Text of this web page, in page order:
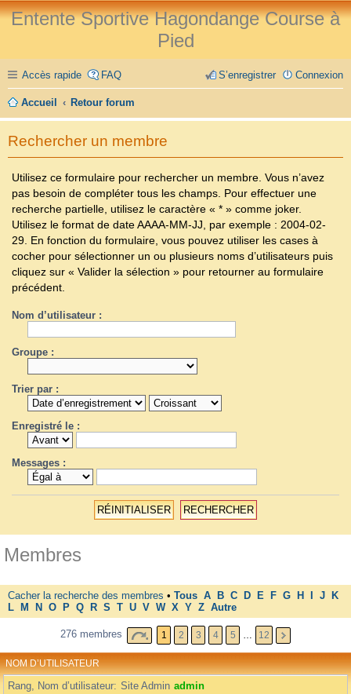
Entente Sportive Hagondange Course à
Pied
Accès rapide FAQ Connexion
S’enregistrer
Accueil Retour forum
Rechercher un membre
Utilisez ce formulaire pour rechercher un membre. Vous n’avez
pas besoin de compléter tous les champs. Pour effectuer une
recherche partielle, utilisez le caractère « * » comme joker.
Utilisez le format de dateAAAA-MM-JJ , par exemple : 2004-02-
29 . En fonction du formulaire, vous pouvez utiliser les cases à
cocher pour sélectionner un ou plusieurs noms d’utilisateurs puis
cliquez sur « Valider la sélection » pour retourner au formulaire
précédent.
Nom d’utilisateur :
Groupe :
Trier par :
Enregistré le :
Messages :
Membres
Cacher la recherche des membres • Tous A B C D E F G H J
K
L
M N O P Q R S T U V W X Y Z Autre
276 membres 1 2 3 4 5 … 12
NOM D’UTILISATEUR
Rang, Nom d’utilisateur Site Admin admin